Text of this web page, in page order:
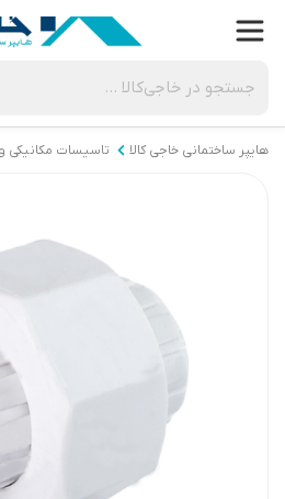
هایپر ساختمانی خاجی‌ کالا تاسیسات مکانیکی